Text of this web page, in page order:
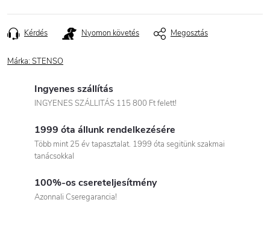
Kérdés Nyomon követés Megosztás
Márka: STENSO
Ingyenes szállítás
INGYENES SZÁLLITÁS 115 800 Ft felett!
1999 óta állunk rendelkezésére
Több mint 25 év tapasztalat. 1999 óta segitünk szakmai
tanácsokkal
100%-os csereteljesítmény
Azonnali Cseregarancia!